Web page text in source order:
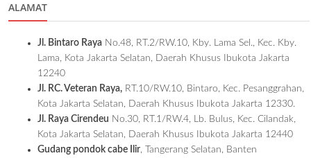
ALAMAT
Jl. Bintaro Raya No.48, RT.2/RW.10, Kby. Lama Sel., Kec. Kby.
Lama, Kota Jakarta Selatan, Daerah Khusus Ibukota Jakarta
12240
Jl. RC. Veteran Raya, RT.10/RW.10, Bintaro, Kec. Pesanggrahan,
Kota Jakarta Selatan, Daerah Khusus Ibukota Jakarta 12330.
Jl. Raya Cirendeu No.30, RT.1/RW.4, Lb. Bulus, Kec. Cilandak,
Kota Jakarta Selatan, Daerah Khusus Ibukota Jakarta 12440
Gudang pondok cabe Ilir, Tangerang Selatan, Banten